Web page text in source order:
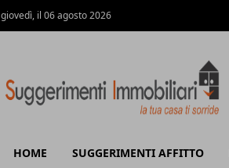
giovedì, il 06 agosto 2026
HOME SUGGERIMENTI AFFITTO